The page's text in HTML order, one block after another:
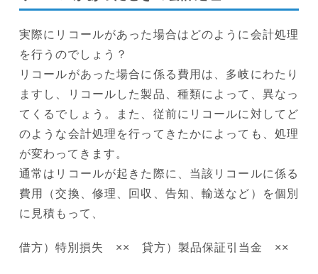
実際にリコールがあった場合はどのように会計処理
を行うのでしょう？
リコールがあった場合に係る費用は、多岐にわたり
ますし、リコールした製品、種類によって、異なっ
てくるでしょう。また、従前にリコールに対してど
のような会計処理を行ってきたかによっても、処理
が変わってきます。
通常はリコールが起きた際に、当該リコールに係る
費用（交換、修理、回収、告知、輸送など）を個別
に見積もって、
借方）特別損失 ×× 貸方）製品保証引当金 ××